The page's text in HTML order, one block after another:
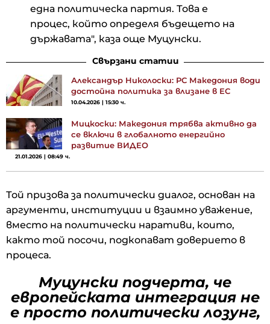
една политическа партия. Това е
процес, който определя бъдещето на
държавата", каза още Муцунски.
Свързани статии
Александър Николоски: РС Македония води
достойна политика за влизане в ЕС
10.04.2026 | 15:30 ч.
Мицкоски: Македония трябва активно да
се включи в глобалното енергийно
развитие ВИДЕО
21.01.2026 | 08:49 ч.
Той призова за политически диалог, основан на
аргументи, институции и взаимно уважение,
вместо на политически наративи, които,
както той посочи, подкопават доверието в
процеса.
Муцунски подчерта, че
европейската интеграция не
е просто политически лозунг,